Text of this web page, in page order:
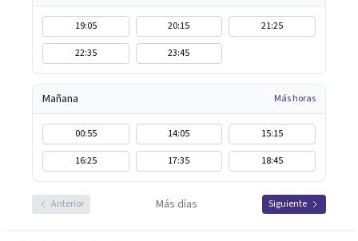
19:05 20:15
21:25
22:35
23:45
Mañana Más horas
00:55 14:05
15:15
16:25
17:35 18:45
Anterior Más días Siguiente